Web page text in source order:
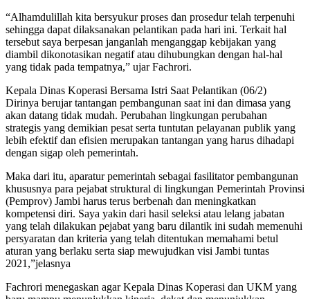
“Alhamdulillah kita bersyukur proses dan prosedur telah terpenuhi
sehingga dapat dilaksanakan pelantikan pada hari ini. Terkait hal
tersebut saya berpesan janganlah menganggap kebijakan yang
diambil dikonotasikan negatif atau dihubungkan dengan hal-hal
yang tidak pada tempatnya,” ujar Fachrori.
Kepala Dinas Koperasi Bersama Istri Saat Pelantikan (06/2)
Dirinya berujar tantangan pembangunan saat ini dan dimasa yang
akan datang tidak mudah. Perubahan lingkungan perubahan
strategis yang demikian pesat serta tuntutan pelayanan publik yang
lebih efektif dan efisien merupakan tantangan yang harus dihadapi
dengan sigap oleh pemerintah.
Maka dari itu, aparatur pemerintah sebagai fasilitator pembangunan
khususnya para pejabat struktural di lingkungan Pemerintah Provinsi
(Pemprov) Jambi harus terus berbenah dan meningkatkan
kompetensi diri. Saya yakin dari hasil seleksi atau lelang jabatan
yang telah dilakukan pejabat yang baru dilantik ini sudah memenuhi
persyaratan dan kriteria yang telah ditentukan memahami betul
aturan yang berlaku serta siap mewujudkan visi Jambi tuntas
2021,”jelasnya
Fachrori menegaskan agar Kepala Dinas Koperasi dan UKM yang